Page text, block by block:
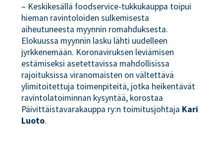
– Keskikesällä foodservice-tukkukauppa toipui
hieman ravintoloiden sulkemisesta
aiheutuneesta myynnin romahduksesta.
Elokuussa myynnin lasku lähti uudelleen
jyrkkenemään. Koronaviruksen leviämisen
estämiseksi asetettavissa mahdollisissa
rajoituksissa viranomaisten on vältettävä
ylimitoitettuja toimenpiteitä, jotka heikentävät
ravintolatoiminnan kysyntää, korostaa
Päivittäistavarakauppa ry:n toimitusjohtaja Kari
Luoto.